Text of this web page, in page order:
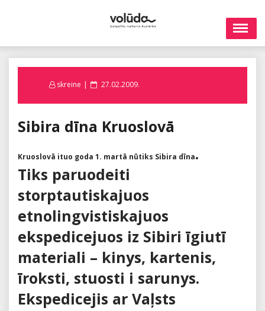
skreine
Posted
27.02.2009.
Sibira dīna Kruoslovā
Kruoslovā ituo goda 1. martā nūtiks Sibira dīna.
Tiks paruodeiti
storptautiskajuos
etnolingvistiskajuos
ekspedicejuos iz Sibiri īgiutī
materiali – kinys, kartenis,
īroksti, stuosti i sarunys.
Ekspedicejis ar Vaļsts